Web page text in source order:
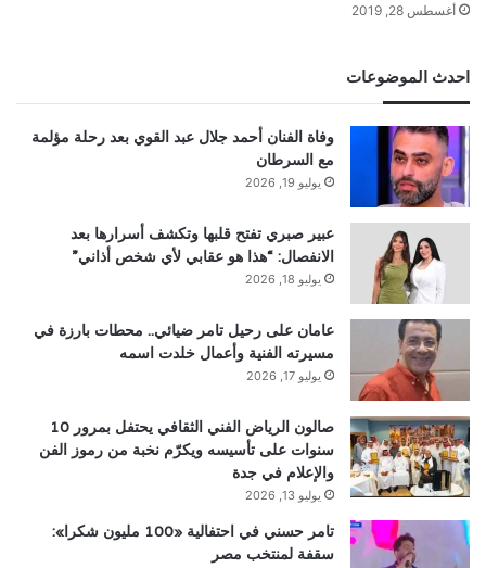
أغسطس 28, 2019
احدث الموضوعات
وفاة الفنان أحمد جلال عبد القوي بعد رحلة مؤلمة
مع السرطان
يوليو 19, 2026
عبير صبري تفتح قلبها وتكشف أسرارها بعد
الانفصال: “هذا هو عقابي لأي شخص أذاني”
يوليو 18, 2026
عامان على رحيل تامر ضيائي.. محطات بارزة في
مسيرته الفنية وأعمال خلدت اسمه
يوليو 17, 2026
صالون الرياض الفني الثقافي يحتفل بمرور 10
سنوات على تأسيسه ويكرّم نخبة من رموز الفن
والإعلام في جدة
يوليو 13, 2026
تامر حسني في احتفالية «100 مليون شكرا»:
سقفة لمنتخب مصر